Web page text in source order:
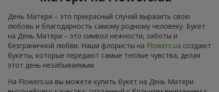
День Матери – это прекрасный случай выразить свою
любовь и благодарность самому родному человеку. Букет
на День Матери – это символ нежности, заботы и
безграничной любви. Наши флористы на Flowers.ua создают
букеты, которые передают самые теплые чувства, делая
этот день незабываемым.
На Flowers.ua вы можете купить букет на День Матери